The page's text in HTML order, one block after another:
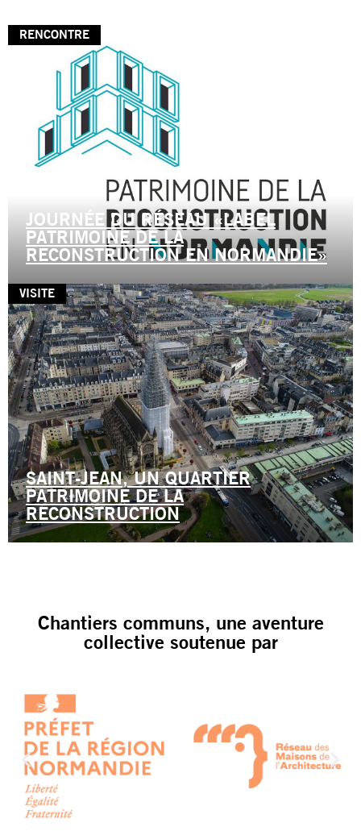
RENCONTRE
JOURNÉE DU RÉSEAU «LABEL
PATRIMOINE DE LA
RECONSTRUCTION EN NORMANDIE»
VISITE
SAINT-JEAN, UN QUARTIER
PATRIMOINE DE LA
RECONSTRUCTION
Chantiers communs, une aventure
collective soutenue par